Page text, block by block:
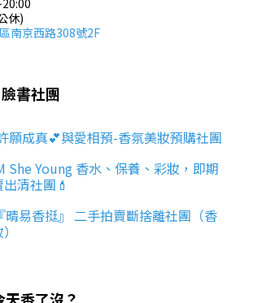
休)
南京西路308號2F
書社團
願成真💕與愛相預-香氛美妝預購社團
She Young 香水、保養、彩妝，即期
清社團💄
晴易香挺』 二手拍賣斷捨離社團（香